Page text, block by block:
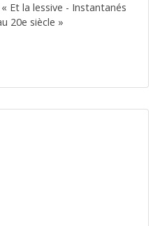
Et la lessive - Instantanés
20e siècle »